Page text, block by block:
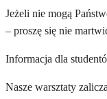
Jeżeli nie mogą
– proszę się nie
Informacja dla
Nasze warsztaty